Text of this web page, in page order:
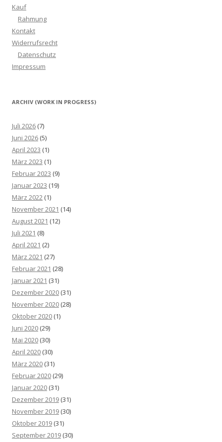
Kauf
Rahmung
Kontakt
Widerrufsrecht
Datenschutz
Impressum
ARCHIV (WORK IN PROGRESS)
Juli 2026 (7)
Juni 2026 (5)
April 2023 (1)
März 2023 (1)
Februar 2023 (9)
Januar 2023 (19)
März 2022 (1)
November 2021 (14)
August 2021 (12)
Juli 2021 (8)
April 2021 (2)
März 2021 (27)
Februar 2021 (28)
Januar 2021 (31)
Dezember 2020 (31)
November 2020 (28)
Oktober 2020 (1)
Juni 2020 (29)
Mai 2020 (30)
April 2020 (30)
März 2020 (31)
Februar 2020 (29)
Januar 2020 (31)
Dezember 2019 (31)
November 2019 (30)
Oktober 2019 (31)
September 2019 (30)